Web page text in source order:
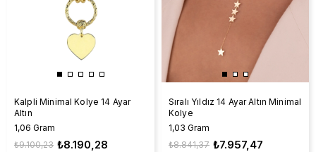
Kalpli Minimal Kolye 14 Ayar
Altın
1,06 Gram
₺8.190,28
₺9.100,23
Sıralı Yıldız 14 Ayar Altın Minimal
Kolye
1,03 Gram
₺7.957,47
₺8.841,37